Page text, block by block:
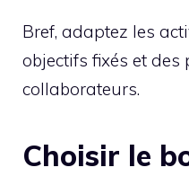
Bref, adaptez les
objectifs fixés et des
collaborateurs.
Choisir le